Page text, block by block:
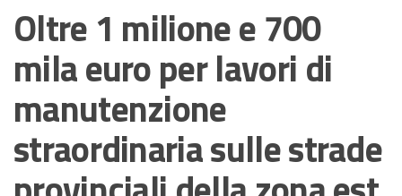
Oltre 1 milione e 700
mila euro per lavori di
manutenzione
straordinaria sulle strade